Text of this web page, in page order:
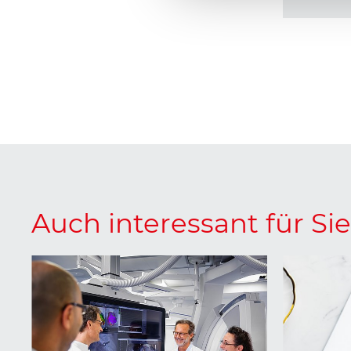
Auch interessant für